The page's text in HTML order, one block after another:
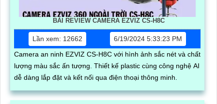
BÀI REVIEW CAMERA EZVIZ CS-H8C
Lần xem: 12662
6/19/2024 5:33:23 PM
Camera an ninh EZVIZ CS-H8C với hình ảnh sắc nét và chất
lượng màu sắc ấn tượng. Thiết kế plastic cùng công nghệ AI
dễ dàng lắp đặt và kết nối qua điện thoại thông minh.